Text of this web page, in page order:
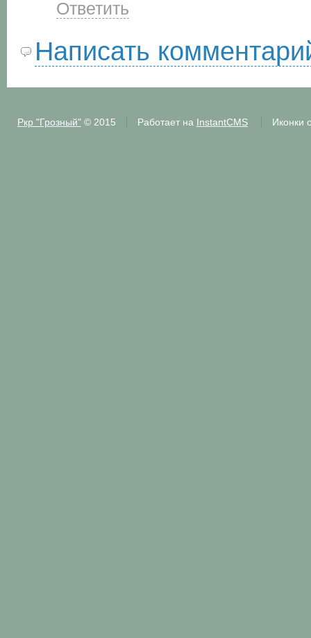
Ответить
Написать
Ркр "Грозный"© 2015 Работает на InstantCMS Иконки